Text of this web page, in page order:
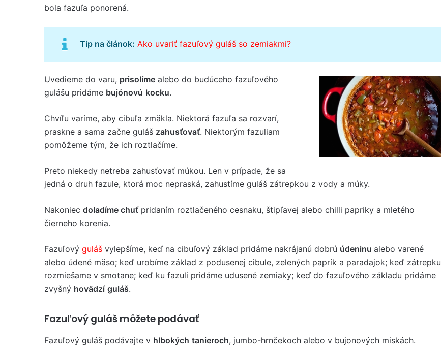
bola fazuľa ponorená.
Tip na článok: Ako uvariť fazuľový guláš so zemiakmi?
Uvedieme do varu, prisolíme alebo do budúceho fazuľového
gulášu pridáme bujónovú kocku.
Chvíľu varíme, aby cibuľa zmäkla. Niektorá fazuľa sa rozvarí,
praskne a sama začne guláš zahusťovať. Niektorým fazuliam
pomôžeme tým, že ich roztlačíme.
Preto niekedy netreba zahusťovať múkou. Len v prípade, že sa
jedná o druh fazule, ktorá moc nepraská, zahustíme guláš zátrepkou z vody a múky.
Nakoniec doladíme chuťpridaním roztlačeného cesnaku, štipľavej alebo chilli papriky a mletého
čierneho korenia.
Fazuľový guláš vylepšíme, keď na cibuľový základ pridáme nakrájanú dobrú údeninu alebo varené
alebo údené mäso; keď urobíme základ z podusenej cibule, zelených paprík a paradajok; keď zátrepku
rozmiešame v smotane; keď ku fazuli pridáme udusené zemiaky; keď do fazuľového základu pridáme
zvyšný hovädzí guláš.
Fazuľový guláš môžete podávať
Fazuľový guláš podávajte v hlbokých tanieroch, jumbo-hrnčekoch alebo v bujonových miskách.